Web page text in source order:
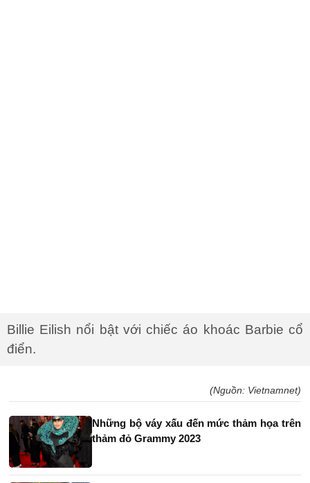
Billie Eilish nổi bật với chiếc áo khoác Barbie cổ
điển.
(Nguồn: Vietnamnet)
Những bộ váy xấu đến mức thảm họa trên
thảm đỏ Grammy 2023